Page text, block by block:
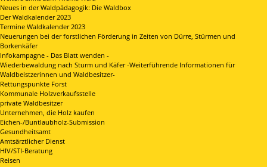
Neues in der Waldpädagogik: Die Waldbox
Der Waldkalender 2023
Termine Waldkalender 2023
Neuerungen bei der forstlichen Förderung in Zeiten von Dürre, Stürmen und
Borkenkäfer
Infokampagne - Das Blatt wenden -
Wiederbewaldung nach Sturm und Käfer -Weiterführende Informationen für
Waldbeistzerinnen und Waldbesitzer-
Rettungspunkte Forst
Kommunale Holzverkaufsstelle
private Waldbesitzer
Unternehmen, die Holz kaufen
Eichen-/Buntlaubholz-Submission
Gesundheitsamt
Amtsärztlicher Dienst
HIV/STI-Beratung
Reisen